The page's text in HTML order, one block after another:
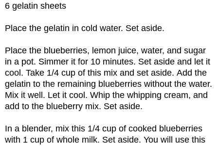
6 gelatin sheets
Place the gelatin in cold water. Set aside.
Place the blueberries, lemon juice, water, and sugar
in a pot. Simmer it for 10 minutes. Set aside and let it
cool. Take 1/4 cup of this mix and set aside. Add the
gelatin to the remaining blueberries without the water.
Mix it well. Let it cool. Whip the whipping cream, and
add to the blueberry mix. Set aside.
In a blender, mix this 1/4 cup of cooked blueberries
with 1 cup of whole milk. Set aside. You will use this